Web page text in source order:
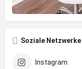
Soziale Netzwerke
Instagram